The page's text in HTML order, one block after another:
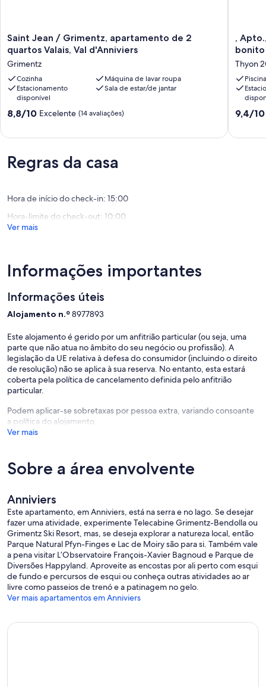
Saint
Jean
Grimentz,
apartamento
de
quartos
Grimentz
Saint Jean / Grimentz, apartamento de 2
quartos Valais, Val d'Anniviers
Grimentz
Cozinha
Máquina de lavar roupa
Estacionamento
disponível
Sala de estar/de jantar
Pontuação
um
máximo
Excelente,
avaliações)
8,8/10 Excelente (14 avaliações)
Apto.,
vistas
quieto
bonito
em
,
bonito
Thyon
Piscina
9,4/10
Regras da casa
Hora de início do check-in: 15:00
Hora-limite do check-out: 10:00
Ver mais
Informações importantes
Informações úteis
Alojamento n.º8977893
Este alojamento é gerido por um anfitrião particular (ou seja, uma
parte que não atua no âmbito do seu negócio ou profissão). A
legislação da UE relativa à defesa do consumidor (incluindo o direito
de resolução) não se aplica à sua reserva. No entanto, esta estará
coberta pela política de cancelamento definida pelo anfitrião
particular.
Podem aplicar-se sobretaxas por pessoa extra, variando consoante
a política do alojamento.
Ver mais
Sobre a área envolvente
Anniviers
Este apartamento, em Anniviers, está na serra e no lago. Se desejar
fazer uma atividade, experimente Telecabine Grimentz-Bendolla ou
Grimentz Ski Resort, mas, se deseja explorar a natureza local, então
Parque Natural Pfyn-Finges e Lac de Moiry são para si. Também vale
a pena visitar L’Observatoire François-Xavier Bagnoud e Parque de
Diversões Happyland. Aproveite as encostas por ali perto com esqui
de fundo e percursos de esqui ou conheça outras atividades ao ar
livre como passeios de trenó e a patinagem no gelo.
Ver mais apartamentos em Anniviers